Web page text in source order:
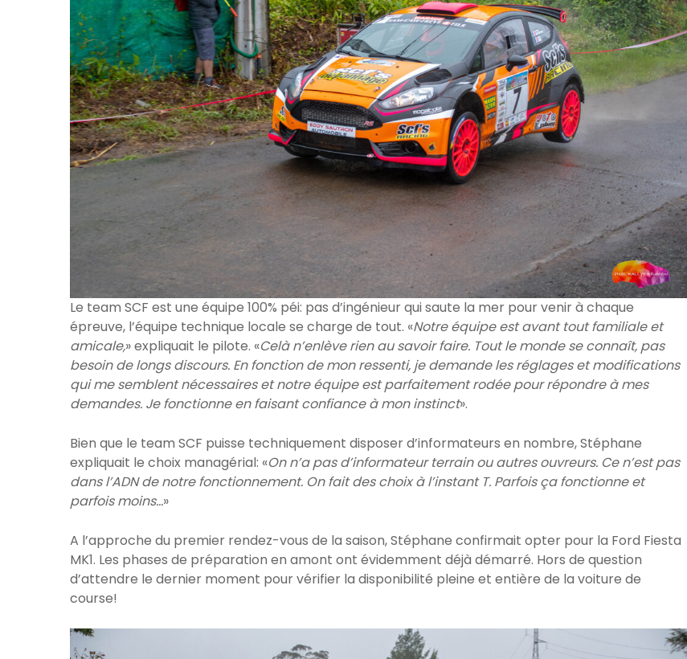
Le team SCF est une équipe 100% péi: pas d’ingénieur qui saute la mer pour venir à chaque
épreuve, l’équipe technique locale se charge de tout. «Notre équipe est avant tout familiale et
amicale,» expliquait le pilote. «Celà n’enlève rien au savoir faire. Tout le monde se connaît, pas
besoin de longs discours. En fonction de mon ressenti, je demande les réglages et modifications
qui me semblent nécessaires et notre équipe est parfaitement rodée pour répondre à mes
demandes. Je fonctionne en faisant confiance à mon instinct».
Bien que le team SCF puisse techniquement disposer d’informateurs en nombre, Stéphane
expliquait le choix managérial: «On n’a pas d’informateur terrain ou autres ouvreurs. Ce n’est pas
dans l’ADN de notre fonctionnement. On fait des choix à l’instant T. Parfois ça fonctionne et
parfois moins…»
A l’approche du premier rendez-vous de la saison, Stéphane confirmait opter pour la Ford Fiesta
MK1. Les phases de préparation en amont ont évidemment déjà démarré. Hors de question
d’attendre le dernier moment pour vérifier la disponibilité pleine et entière de la voiture de
course!